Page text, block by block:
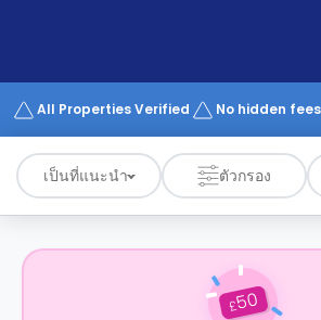
Works
All Properties Verified No hidden fees
เป็นที่แนะนำ ตัวกรอง
£50